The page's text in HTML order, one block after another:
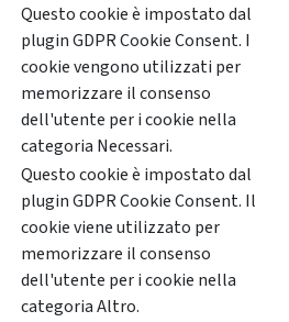
Questo cookie è impostato dal
plugin GDPR Cookie Consent. I
cookie vengono utilizzati per
memorizzare il consenso
dell'utente per i cookie nella
categoria Necessari.
Questo cookie è impostato dal
plugin GDPR Cookie Consent. Il
cookie viene utilizzato per
memorizzare il consenso
dell'utente per i cookie nella
categoria Altro.